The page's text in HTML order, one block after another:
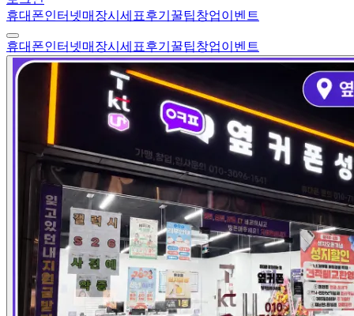
휴대폰인터넷매장시세표후기 꿀팁창업이벤트
휴대폰인터넷매장시세표후기 꿀팁창업이벤트